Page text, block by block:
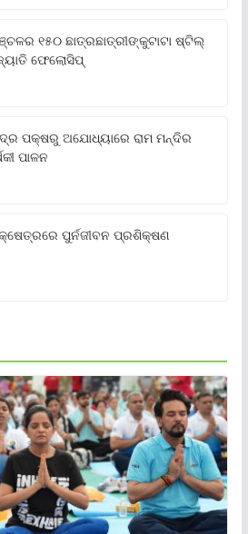
୧୫୦ ଛାତ୍ରଛାତ୍ରୀଙ୍କୁଟାଟା ଷ୍ଟିଲ୍
ଫେଲୋସିପ୍‌
ପକ୍ଷରୁ ଅଯୋଧ୍ୟାରେ ରାମ ମନ୍ଦିର
ପାଳନ
ପୁର୍ନଜୀବନ ପ୍ରଶିକ୍ଷଣ